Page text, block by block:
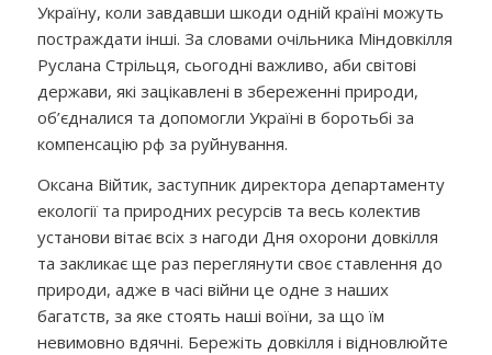
Україну, коли завдавши шкоди одній країні можуть
постраждати інші. За словами очільника Міндовкілля
Руслана Стрільця, сьогодні важливо, аби світові
держави, які зацікавлені в збереженні природи,
об’єдналися та допомогли Україні в боротьбі за
компенсацію рф за руйнування.
Оксана Війтик, заступник директора департаменту
екології та природних ресурсів та весь колектив
установи вітає всіх з нагоди Дня охорони довкілля
та закликає ще раз переглянути своє ставлення до
природи, адже в часі війни це одне з наших
багатств, за яке стоять наші воїни, за що їм
невимовно вдячні. Бережіть довкілля і відновлюйте